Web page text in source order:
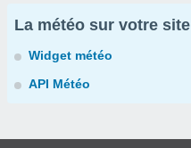
La météo sur votre site
Widget météo
API Météo